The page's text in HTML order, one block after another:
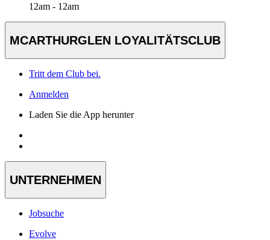
12am - 12am
MCARTHURGLEN LOYALITÄTSCLUB
Tritt dem Club bei.
Anmelden
Laden Sie die App herunter
UNTERNEHMEN
Jobsuche
Evolve